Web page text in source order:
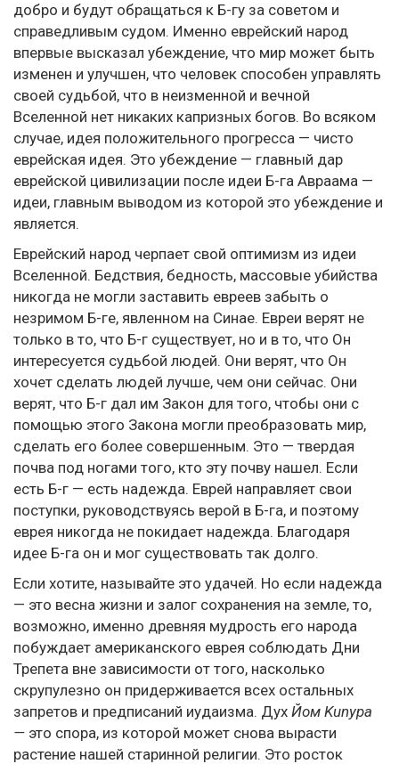
добро и будут обращаться к Б-гу за советом и
справедливым судом. Именно еврейский народ
впервые высказал убеждение, что мир может быть
изменен и улучшен, что человек способен управлять
своей судьбой, что в неизменной и вечной
Вселенной нет никаких капризных богов. Во всяком
случае, идея положительного прогресса — чисто
еврейская идея. Это убеждение — главный дар
еврейской цивилизации после идеи Б-га Авраама —
идеи, главным выводом из которой это убеждение и
является.
Еврейский народ черпает свой оптимизм из идеи
Вселенной. Бедствия, бедность, массовые убийства
никогда не могли заставить евреев забыть о
незримом Б-ге, явленном на Синае. Евреи верят не
только в то, что Б-г существует, но и в то, что Он
интересуется судьбой людей. Они верят, что Он
хочет сделать людей лучше, чем они сейчас. Они
верят, что Б-г дал им Закон для того, чтобы они с
помощью этого Закона могли преобразовать мир,
сделать его более совершенным. Это — твердая
почва под ногами того, кто эту почву нашел. Если
есть Б-г — есть надежда. Еврей направляет свои
поступки, руководствуясь верой в Б-га, и поэтому
еврея никогда не покидает надежда. Благодаря
идее Б-га он и мог существовать так долго.
Если хотите, называйте это удачей. Но если надежда
— это весна жизни и залог сохранения на земле, то,
возможно, именно древняя мудрость его народа
побуждает американского еврея соблюдать Дни
Трепета вне зависимости от того, насколько
скрупулезно он придерживается всех остальных
запретов и предписаний иудаизма. Дух Йом Kunypa
— это спора, из которой может снова вырасти
растение нашей старинной религии. Это росток